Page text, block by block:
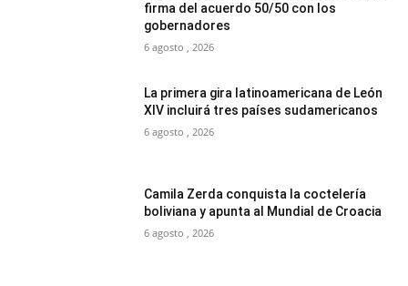
firma del acuerdo 50/50 con los
gobernadores
6 agosto , 2026
La primera gira latinoamericana de León
XIV incluirá tres países sudamericanos
6 agosto , 2026
Camila Zerda conquista la coctelería
boliviana y apunta al Mundial de Croacia
6 agosto , 2026